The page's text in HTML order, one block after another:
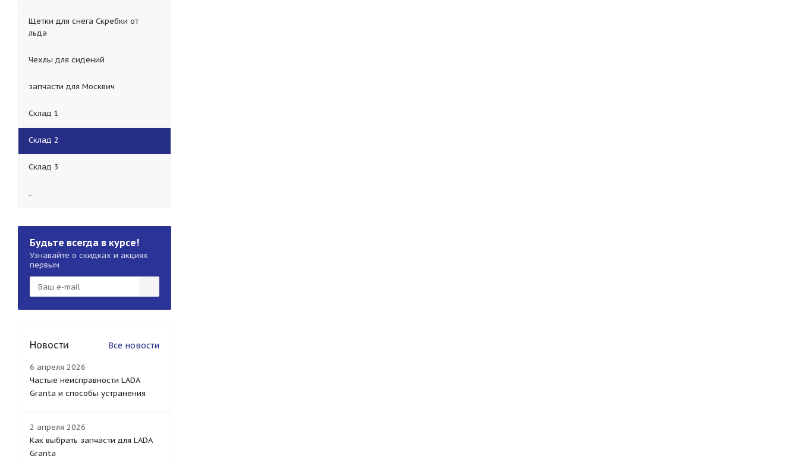
Щетки для снега Скребки от
льда
Чехлы для сидений
запчасти для Москвич
Склад 1
Склад 2
Склад 3
..
Будьте всегда в курсе!
Узнавайте о скидках и акциях
первым
Новости Все новости
6 апреля 2026
Частые неисправности LADA
Granta и способы устранения
2 апреля 2026
Как выбрать запчасти для LADA
Granta